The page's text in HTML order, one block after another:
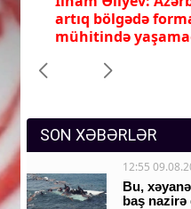
dəyərlər
150
artıq bölgədə
mühitində
SON XƏBƏRLƏR
12:55
Bu,
baş nazirə